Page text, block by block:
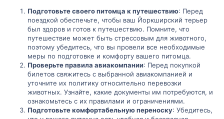
Подготовьте своего питомца к путешествию: Перед
поездкой обеспечьте, чтобы ваш Йоркширский терьер
был здоров и готов к путешествию. Помните, что
путешествие может быть стрессовым для животного,
поэтому убедитесь, что вы провели все необходимые
меры по подготовке и комфорту вашего питомца.
Проверьте правила авиакомпании: Перед покупкой
билетов свяжитесь с выбранной авиакомпанией и
уточните их политику относительно перевозки
животных. Узнайте, какие документы им потребуются, и
ознакомьтесь с их правилами и ограничениями.
Подготовьте комфортабельную переноску: Убедитесь,